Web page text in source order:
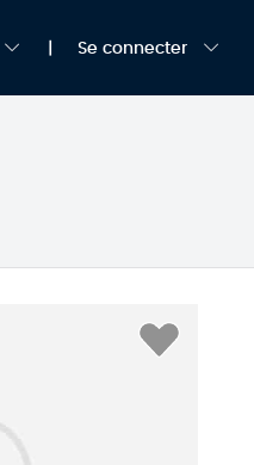
Se connecter